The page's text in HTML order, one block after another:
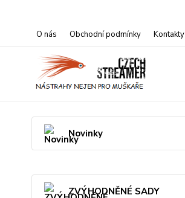
O nás Obchodní podmínky Kontakty
Novinky
ZVÝHODNĚNÉ SADY